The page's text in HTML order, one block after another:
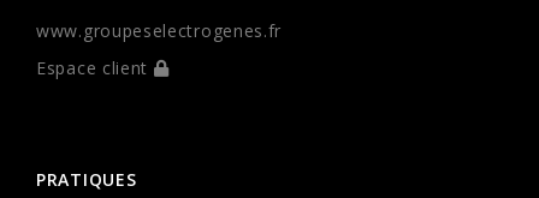
www.groupeselectrogenes.fr
Espace client
PRATIQUES